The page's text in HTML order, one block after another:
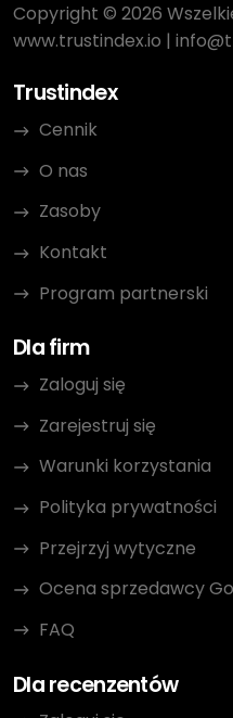
Copyright © 2026
www.trustindex.io |
Trustindex
Cennik
O nas
Zasoby
Kontakt
Program partnerski
Dla firm
Zaloguj się
Zarejestruj się
Warunki korzystania
Polityka prywatności
Przejrzyj wytyczne
Ocena sprzedawcy
FAQ
Dla recenzentów